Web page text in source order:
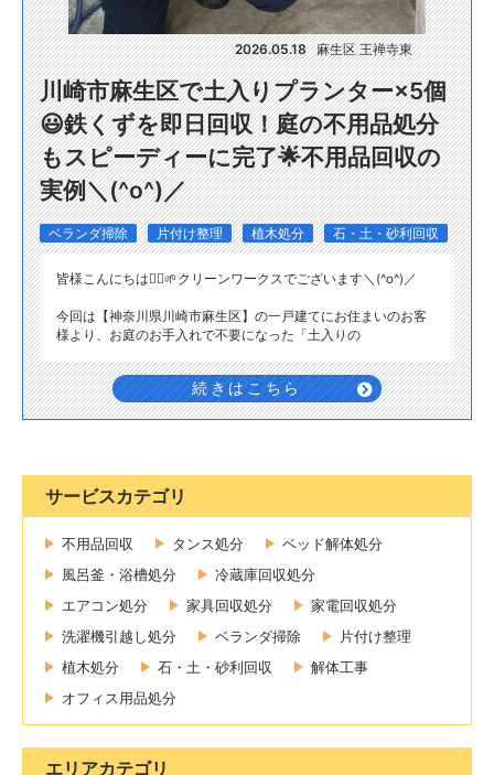
2026.05.18 麻生区 王禅寺東
川崎市麻生区で土入りプランター×5個
😃鉄くずを即日回収！庭の不用品処分
もスピーディーに完了🌟不用品回収の
実例＼(^o^)／
ベランダ掃除 片付け整理 植木処分 石・土・砂利回収
皆様こんにちは🙂‍↕️🌱クリーンワークスでございます＼(^o^)／
今回は【神奈川県川崎市麻生区】の一戸建てにお住まいのお客
様より、お庭のお手入れで不要になった「土入りの
続きはこちら
サービスカテゴリ
不用品回収 タンス処分
ベッド解体処分
風呂釜・浴槽処分
冷蔵庫回収処分
エアコン処分
家具回収処分
家電回収処分
洗濯機引越し処分
ベランダ掃除
片付け整理
植木処分
石・土・砂利回収
解体工事
オフィス用品処分
エリアカテゴリ